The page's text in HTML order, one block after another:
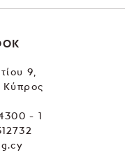
9,
Κύπρος
- 1